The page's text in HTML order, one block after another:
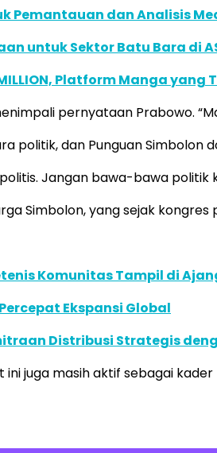
dan Analisis
untuk Sektor Batu Bara di
Platform Manga yang
pernyataan Prabowo.
politik, dan Punguan Simbolon
Jangan bawa-bawa
Simbolon, yang sejak
Komunitas Tampil di
Percepat Ekspansi Global
Distribusi Strategis
ini juga masih aktif sebagai